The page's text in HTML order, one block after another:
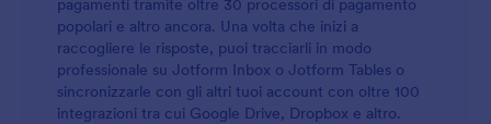
pagamenti tramite oltre 30 processori di pagamento
popolari e altro ancora. Una volta che inizi a
raccogliere le risposte, puoi tracciarli in modo
professionale su Jotform Inbox o Jotform Tables o
sincronizzarle con gli altri tuoi account con oltre 100
integrazioni tra cui Google Drive, Dropbox e altro.